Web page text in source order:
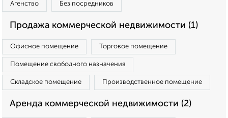
Агенство Без посредников
Продажа коммерческой недвижимости (1)
Офисное помещение Торговое помещение
Помещение свободного назначения
Складское помещение Производственное помещение
Аренда коммерческой недвижимости (2)